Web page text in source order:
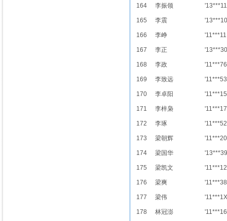
164 李振领 '13***11
165 李震 '13***10
166 李峥 '11***11
167 李正 '13***30
168 李政 '11***76
169 李致远 '11***53
170 李卓阳 '11***15
171 李梓枭 '11***17
172 李琢 '11***52
173 梁朝辉 '11***20
174 梁国华 '13***39
175 梁凯文 '11***12
176 梁爽 '11***38
177 梁伟 '11***1X
178 林冠澎 '11***16